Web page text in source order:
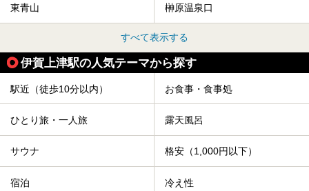
東青山 榊原温泉口
すべて表示する
伊賀上津駅の人気テーマから探す
駅近（徒歩10分以内） お食事・食事処
ひとり旅・一人旅 露天風呂
サウナ 格安（1,000円以下）
宿泊 冷え性